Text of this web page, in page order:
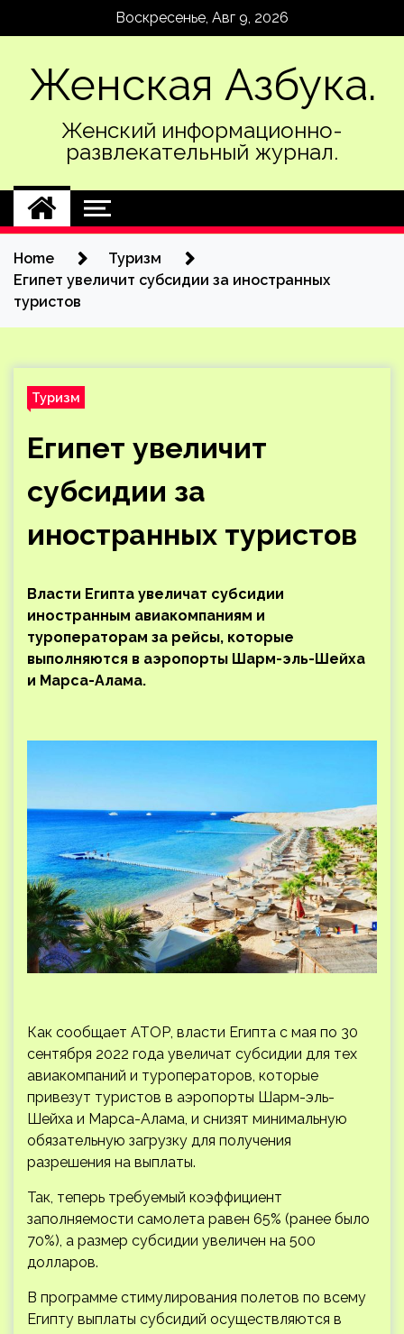
Воскресенье, Авг 9, 2026
Женская Азбука.
Женский информационно-
развлекательный журнал.
Home
Туризм
Египет увеличит субсидии за иностранных
туристов
Туризм
Египет увеличит
субсидии за
иностранных туристов
Власти Египта увеличат субсидии
иностранным авиакомпаниям и
туроператорам за рейсы, которые
выполняются в аэропорты Шарм-эль-Шейха
и Марса-Алама.
Как сообщает АТОР, власти Египта с мая по 30
сентября 2022 года увеличат субсидии для тех
авиакомпаний и туроператоров, которые
привезут туристов в аэропорты Шарм-эль-
Шейха и Марса-Алама, и снизят минимальную
обязательную загрузку для получения
разрешения на выплаты.
Так, теперь требуемый коэффициент
заполняемости самолета равен 65% (ранее было
70%), а размер субсидии увеличен на 500
долларов.
В программе стимулирования полетов по всему
Египту выплаты субсидий осуществляются в